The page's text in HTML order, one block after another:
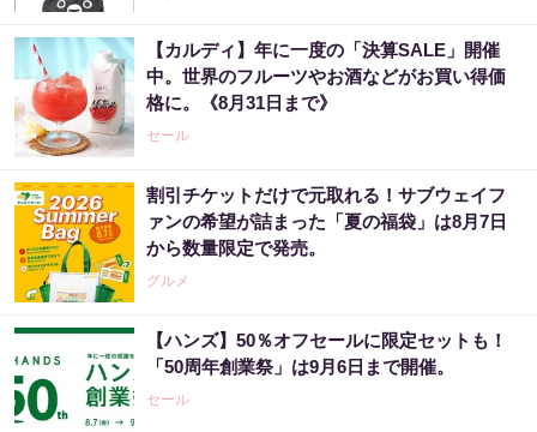
【カルディ】年に一度の「決算SALE」開催
中。世界のフルーツやお酒などがお買い得価
格に。《8月31日まで》
セール
割引チケットだけで元取れる！サブウェイフ
ァンの希望が詰まった「夏の福袋」は8月7日
から数量限定で発売。
グルメ
【ハンズ】50％オフセールに限定セットも！
「50周年創業祭」は9月6日まで開催。
セール